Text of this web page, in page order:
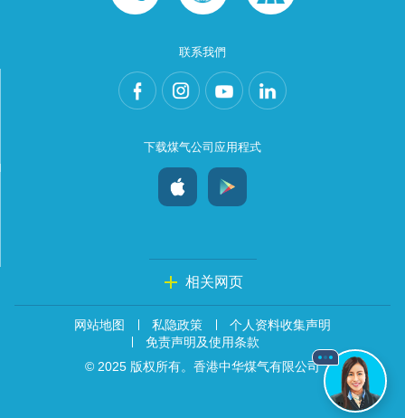
联系我們
下载煤气公司应用程式
相关网页
网站地图 私隐政策
个人资料收集声明
免责声明及使用条款
© 2025 版权所有。香港中华煤气有限公司